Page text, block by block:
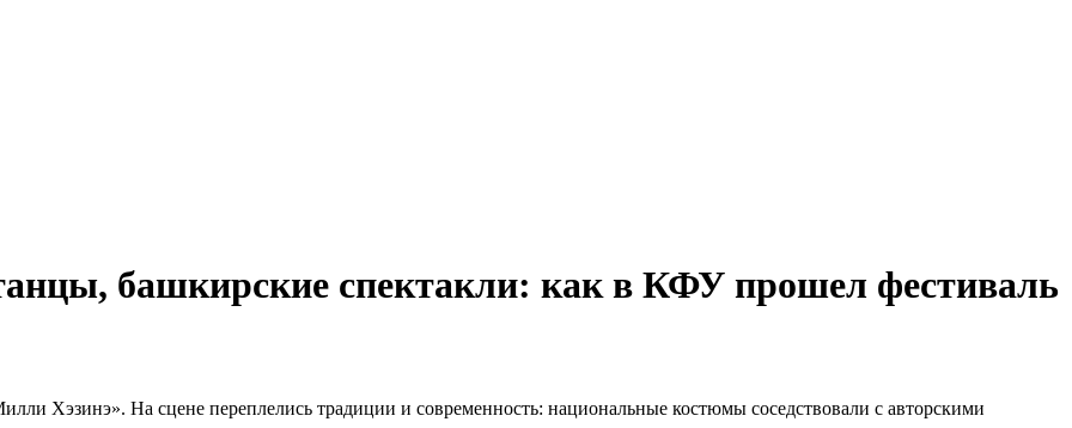
башкирские спектакли: как в КФУ прошел фестиваль
Хэзинэ». На сцене переплелись традиции и современность: национальные костюмы соседствовали с авторскими